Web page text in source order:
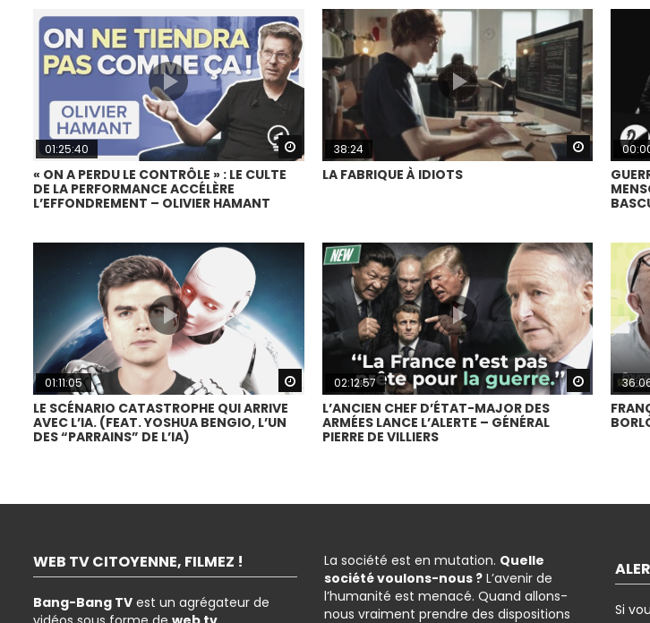
Watch Later
01:25:40
« ON A PERDU LE CONTRÔLE » : LE CULTE
DE LA PERFORMANCE ACCÉLÈRE
L’EFFONDREMENT – OLIVIER HAMANT
Watch
38:24
LA FABRIQUE À IDIOTS
Watch Later
01:11:05
LE SCÉNARIO CATASTROPHE QUI ARRIVE
AVEC L’IA. (FEAT. YOSHUA BENGIO, L’UN
DES “PARRAINS” DE L’IA)
Watch
02:12:57
L’ANCIEN CHEF D’ÉTAT-MAJOR DES
ARMÉES LANCE L’ALERTE – GÉNÉRAL
PIERRE DE VILLIERS
WEB TV CITOYENNE, FILMEZ !
Bang-Bang TV est un agrégateur de
La société est en mutation. Quelle
société voulons-nous ? L’avenir de
l’humanité est menacé. Quand allons-
nous vraiment prendre des dispositions
Si